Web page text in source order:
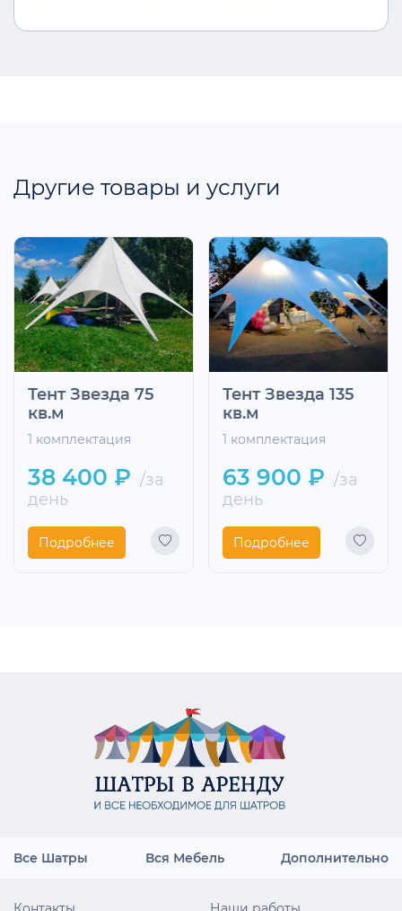
Другие товары и услуги
Тент Звезда 75
кв.м
1 комплектация
38 400 ₽ /за
день
Подробнее
Тент Звезда 135
кв.м
1 комплектация
63 900 ₽ /за
день
Подробнее
Все Шатры Вся Мебель Дополнительно
Контакты Наши работы